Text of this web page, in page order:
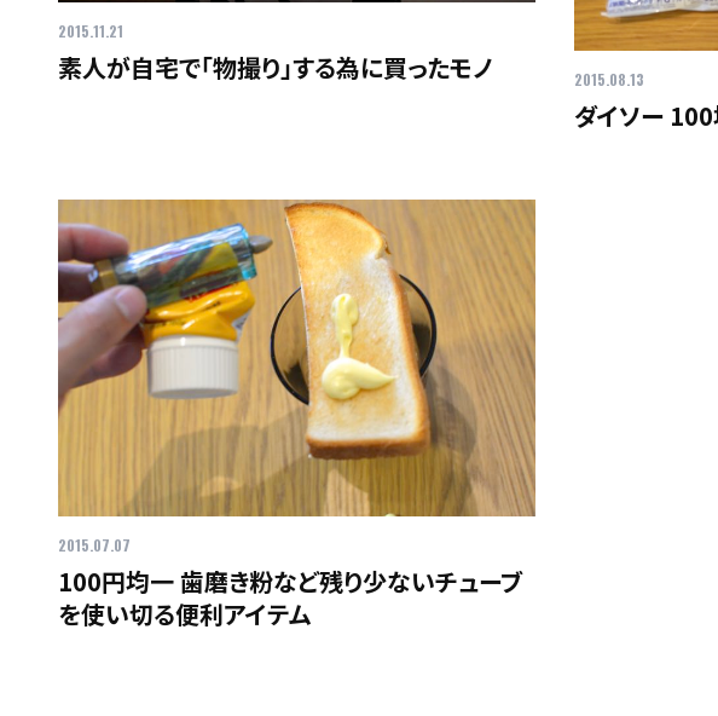
2015.11.21
素人が自宅で「物撮り」する為に買ったモノ 2015.08.13
ダイソー
2015.07.07
100円均一 歯磨き粉など残り少ないチューブ
を使い切る便利アイテム